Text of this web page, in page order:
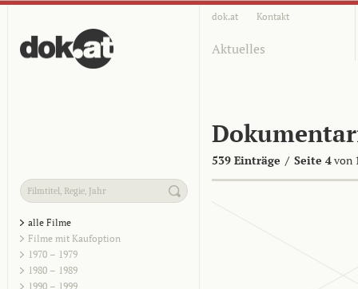
dok.at Kontakt
Aktuelles
539 Einträge / Seite 4von
alle Filme
Filme mit Kaufoption
1970 – 1979
1980 – 1989
1990 – 1999